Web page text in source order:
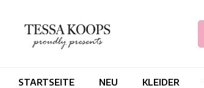
STARTSEITE NEU KLEIDER